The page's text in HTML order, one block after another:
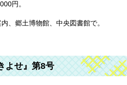
円。
、郷土博物館、中央図書館で。
よせ』第8号